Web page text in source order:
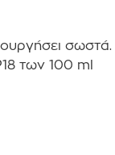
σωστά.
των 100 ml